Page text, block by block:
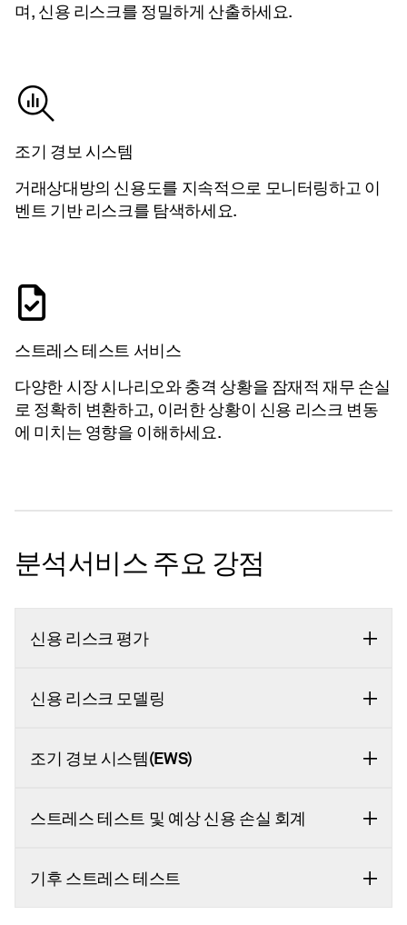
며, 신용 리스크를 정밀하게 산출하세요.
조기 경보 시스템
거래상대방의 신용도를 지속적으로 모니터링하고 이
벤트 기반 리스크를 탐색하세요.
스트레스 테스트 서비스
다양한 시장 시나리오와 충격 상황을 잠재적 재무 손실
로 정확히 변환하고, 이러한 상황이 신용 리스크 변동
에 미치는 영향을 이해하세요.
분석서비스 주요 강점
신용 리스크 평가
신용 리스크 모델링
조기 경보 시스템(EWS)
스트레스 테스트 및 예상 신용 손실 회계
기후 스트레스 테스트